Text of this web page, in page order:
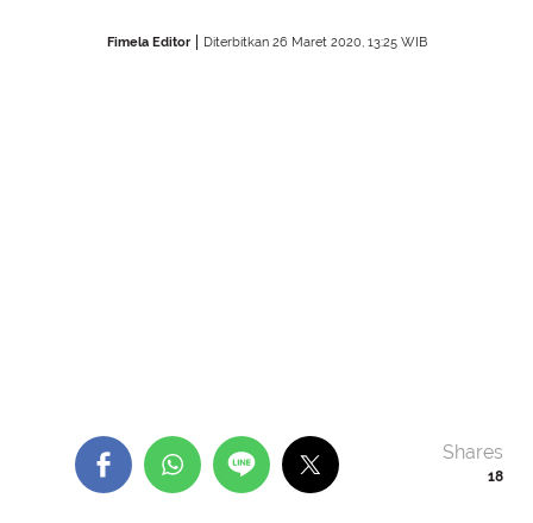
Fimela Editor Diterbitkan 26 Maret 2020, 13:25 WIB
18
Shares